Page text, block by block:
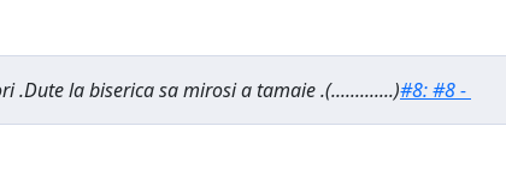
.Dute la biserica sa mirosi a tamaie .(.............)#8: #8 -